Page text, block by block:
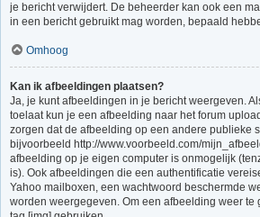
je bericht verwijdert. De beheerder kan ook een
in een bericht gebruikt mag worden, bepaald
Omhoog
Kan ik afbeeldingen plaatsen?
Ja, je kunt afbeeldingen in je bericht weergeven.
toelaat kun je een afbeelding naar het forum
zorgen dat de afbeelding op een andere publieke
bijvoorbeeld http://www.voorbeeld.com/
afbeelding op je eigen computer is onmogelijk
is). Ook afbeeldingen die een authentificatie
Yahoo mailboxen, een wachtwoord beschermde
worden weergegeven. Om een afbeelding weer te